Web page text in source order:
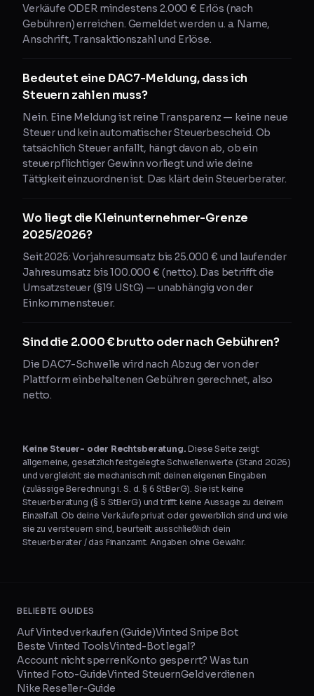
Verkäufe ODER mindestens 2.000 € Erlös (nach
Gebühren) erreichen. Gemeldet werden u. a. Name,
Anschrift, Transaktionszahl und Erlöse.
Bedeutet eine DAC7-Meldung, dass ich
Steuern zahlen muss?
Nein. Eine Meldung ist reine Transparenz — keine neue
Steuer und kein automatischer Steuerbescheid. Ob
tatsächlich Steuer anfällt, hängt davon ab, ob ein
steuerpflichtiger Gewinn vorliegt und wie deine
Tätigkeit einzuordnen ist. Das klärt dein Steuerberater.
Wo liegt die Kleinunternehmer-Grenze
2025/2026?
Seit 2025: Vorjahresumsatz bis 25.000 € und laufender
Jahresumsatz bis 100.000 € (netto). Das betrifft die
Umsatzsteuer (§19 UStG) — unabhängig von der
Einkommensteuer.
Sind die 2.000 € brutto oder nach Gebühren?
Die DAC7-Schwelle wird nach Abzug der von der
Plattform einbehaltenen Gebühren gerechnet, also
netto.
Keine Steuer- oder Rechtsberatung. Diese Seite zeigt
allgemeine, gesetzlich festgelegte Schwellenwerte (Stand 2026)
und vergleicht sie mechanisch mit deinen eigenen Eingaben
(zulässige Berechnung i. S. d. § 6 StBerG). Sie ist keine
Steuerberatung (§ 5 StBerG) und trifft keine Aussage zu deinem
Einzelfall. Ob deine Verkäufe privat oder gewerblich sind und wie
sie zu versteuern sind, beurteilt ausschließlich dein
Steuerberater / das Finanzamt. Angaben ohne Gewähr.
BELIEBTE GUIDES
Auf Vinted verkaufen (Guide)Vinted Snipe Bot
Beste Vinted ToolsVinted-Bot legal?
Account nicht sperrenKonto gesperrt? Was tun
Vinted Foto-GuideVinted SteuernGeld verdienen
Nike Reseller-Guide